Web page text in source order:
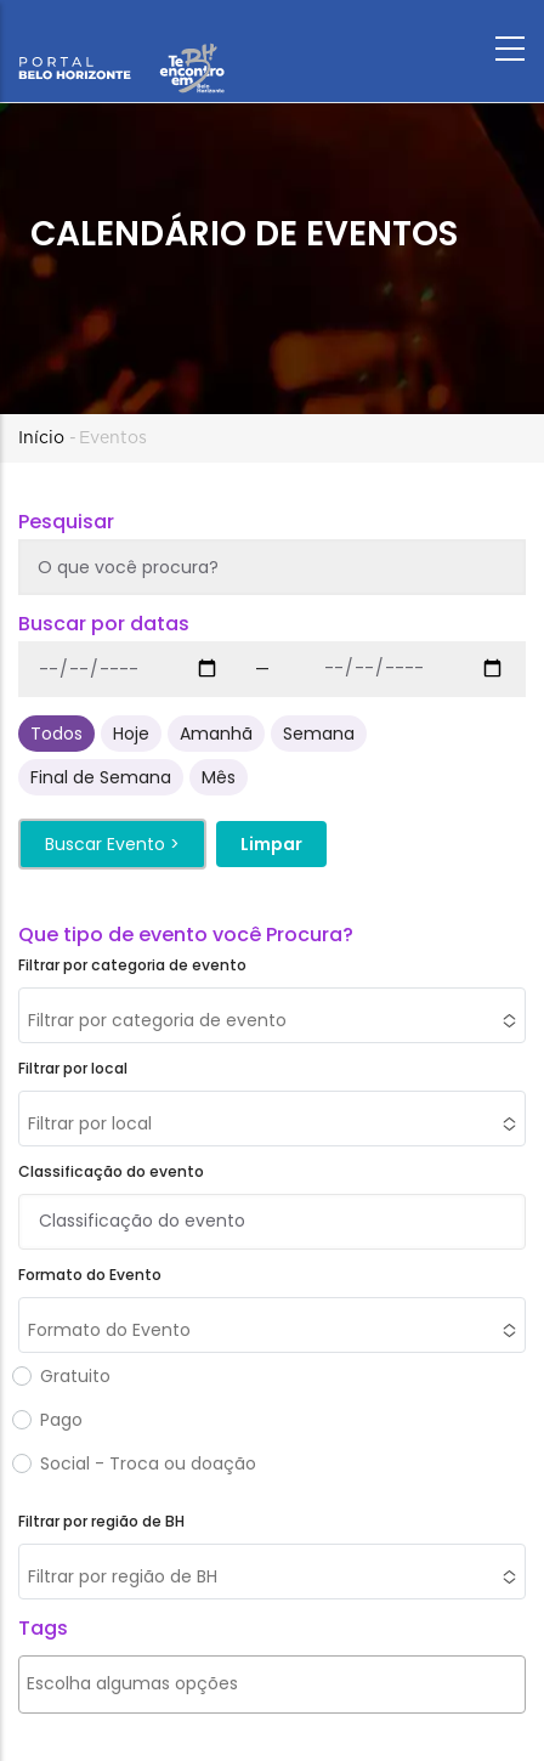
CALENDÁRIO DE EVENTOS
Trilha
navegação
Início - Eventos
Pesquisar
Buscar por datas
—
Todos Hoje Amanhã
Semana
Final de Semana
Mês
Filtrar por local
Filtrar por local
Classificação do evento
Formato do Evento
Formato do Evento
Gratuito
Pago
Social - Troca ou doação
Filtrar por categoria de evento
Filtrar por categoria de evento
Filtrar por região de BH
Filtrar por região de BH
Tags